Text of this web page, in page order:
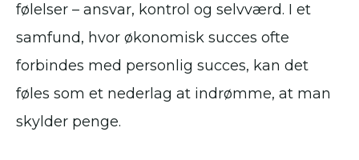
følelser – ansvar, kontrol og selvværd. I et
samfund, hvor økonomisk succes ofte
forbindes med personlig succes, kan det
føles som et nederlag at indrømme, at man
skylder penge.